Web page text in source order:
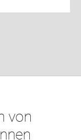
von